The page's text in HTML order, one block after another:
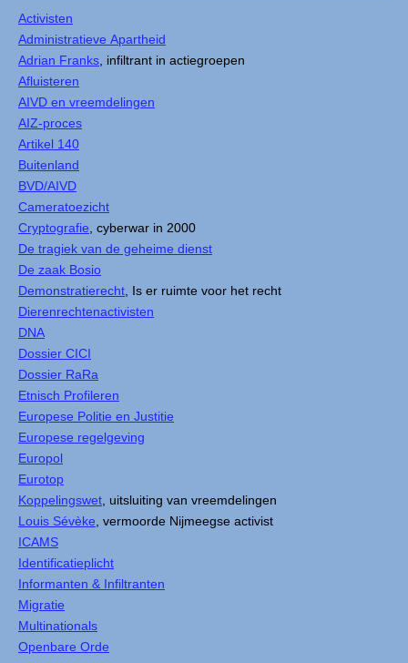
Activisten
Administratieve Apartheid
Adrian Franks , infiltrant in actiegroepen
Afluisteren
AIVD en vreemdelingen
AIZ-proces
Artikel 140
Buitenland
BVD/AIVD
Cameratoezicht
Cryptografie , cyberwar in 2000
De tragiek van de geheime dienst
De zaak Bosio
Demonstratierecht , Is er ruimte voor het recht
Dierenrechtenactivisten
DNA
Dossier CICI
Dossier RaRa
Etnisch Profileren
Europese Politie en Justitie
Europese regelgeving
Europol
Eurotop
Koppelingswet , uitsluiting van vreemdelingen
Louis Sévèke , vermoorde Nijmeegse activist
ICAMS
Identificatieplicht
Informanten & Infiltranten
Migratie
Multinationals
Openbare Orde